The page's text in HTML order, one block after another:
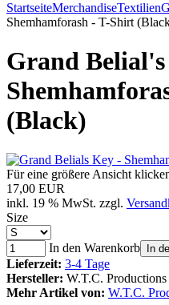
StartseiteMerchandiseTextilien
Shemhamforash - T-Shirt
Grand
(Black)
Für eine größere Ansicht
17,00 EUR
inkl. 19 % MwSt. zzgl.
Size
In den Warenkorb In
Lieferzeit: 3-4 Tage
Hersteller: W.T.C. Productions
Mehr Artikel von: W.T.C.